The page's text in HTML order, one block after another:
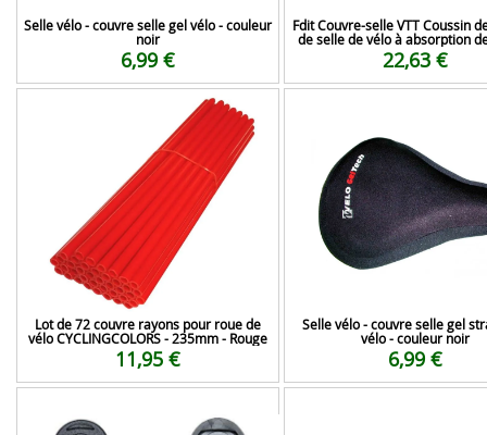
Selle vélo - couvre selle gel vélo - couleur
noir
6,99 €
Fdit Couvre-selle VTT Coussin
de selle de vélo à absorption
22,63 €
Lot de 72 couvre rayons pour roue de
vélo CYCLINGCOLORS - 235mm - Rouge
11,95 €
Selle vélo - couvre selle gel
vélo - couleur noir
6,99 €